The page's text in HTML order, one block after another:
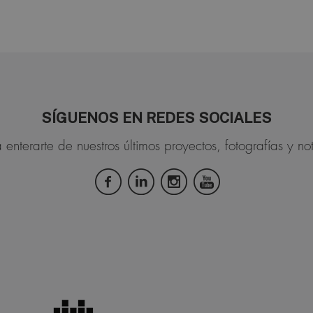
SÍGUENOS EN REDES SOCIALES
de nuestros últimos proyectos, fotografías y